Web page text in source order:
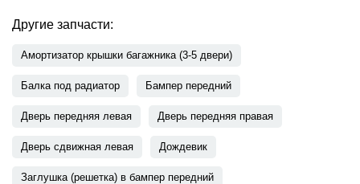
Другие запчасти:
Амортизатор крышки багажника (3-5 двери)
Балка под радиатор Бампер передний
Дверь передняя левая Дверь передняя правая
Дверь сдвижная левая Дождевик
Заглушка (решетка) в бампер передний